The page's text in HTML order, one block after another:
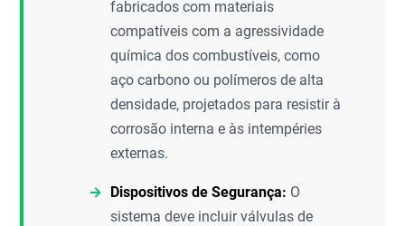
fabricados com materiais
compatíveis com a agressividade
química dos combustíveis, como
aço carbono ou polímeros de alta
densidade, projetados para resistir à
corrosão interna e às intempéries
externas.
Dispositivos de Segurança: O
sistema deve incluir válvulas de